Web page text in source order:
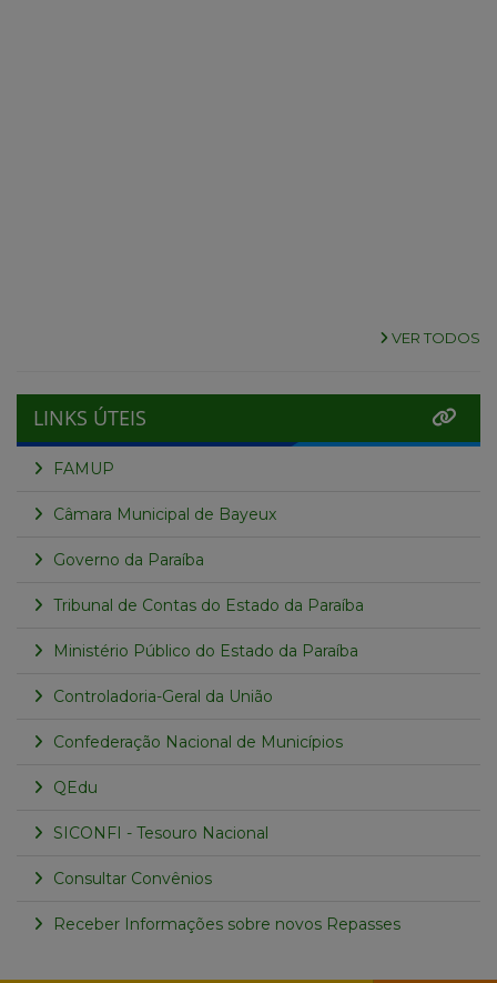
VER TODOS
LINKS ÚTEIS
FAMUP
Câmara Municipal de Bayeux
Governo da Paraíba
Tribunal de Contas do Estado da Paraíba
Ministério Público do Estado da Paraíba
Controladoria-Geral da União
Confederação Nacional de Municípios
QEdu
SICONFI - Tesouro Nacional
Consultar Convênios
Receber Informações sobre novos Repasses